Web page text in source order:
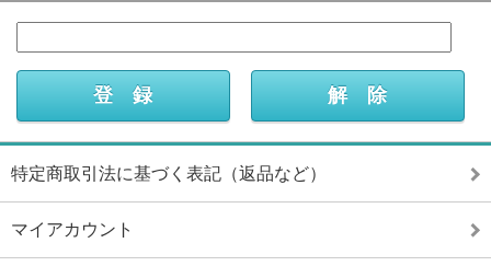
特定商取引法に基づく表記（返品など）
マイアカウント